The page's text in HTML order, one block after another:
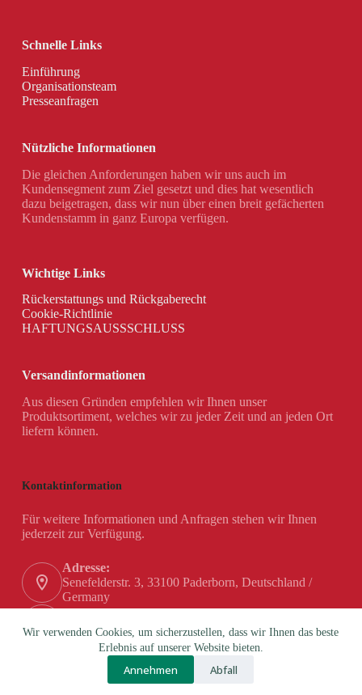
Wir verwenden Cookies, um sicherzustellen, dass wir Ihnen das beste
Erlebnis auf unserer Website bieten.
Annehmen Abfall
Schnelle Links
Einführung
Organisationsteam
Presseanfragen
Nützliche Informationen
Die gleichen Anforderungen haben wir uns auch im
Kundensegment zum Ziel gesetzt und dies hat wesentlich
dazu beigetragen, dass wir nun über einen breit gefächerten
Kundenstamm in ganz Europa verfügen.
Wichtige Links
Rückerstattungs und Rückgaberecht
Cookie-Richtlinie
HAFTUNGSAUSSSCHLUSS
Versandinformationen
Aus diesen Gründen empfehlen wir Ihnen unser
Produktsortiment, welches wir zu jeder Zeit und an jeden Ort
liefern können.
Kontaktinformation
Für weitere Informationen und Anfragen stehen wir Ihnen
jederzeit zur Verfügung.
Adresse:
Senefelderstr. 3, 33100 Paderborn, Deutschland /
Germany
+49 (0) 5251 / 180 84-0
info@hanex-gmbh.de